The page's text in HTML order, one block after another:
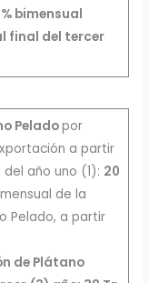
bimensual
final del tercer
Peladopor
a partir
año uno (1): 20
de la
Pelado, a partir
de Plátano